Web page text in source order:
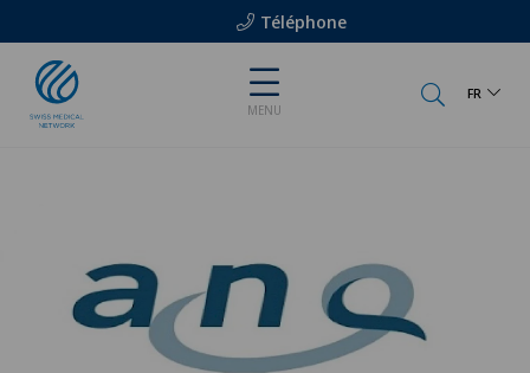
Téléphone
MENU
FR